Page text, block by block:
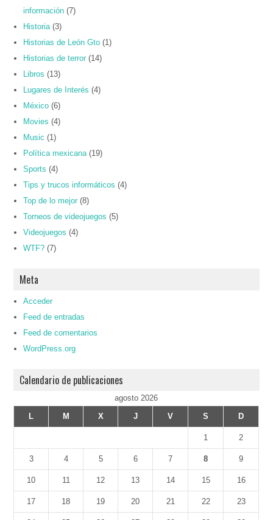
información (7)
Historia (3)
Historias de León Gto (1)
Historias de terror (14)
Libros (13)
Lugares de Interés (4)
México (6)
Movies (4)
Music (1)
Política mexicana (19)
Sports (4)
Tips y trucos informáticos (4)
Top de lo mejor (8)
Torneos de videojuegos (5)
Videojuegos (4)
WTF? (7)
Meta
Acceder
Feed de entradas
Feed de comentarios
WordPress.org
Calendario de publicaciones
agosto 2026
L
M X J V S D
1 2
3 4 5 6 7 8 9
10 11 12 13 14 15 16
17 18 19 20 21 22 23